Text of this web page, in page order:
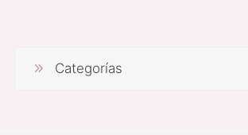
Categorías